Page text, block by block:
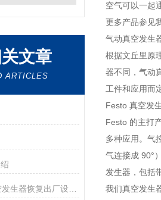
文章
ARTICLES
空气可以一起
更多产品参见
气动真空发生
根据文丘里原
器不同，气动
工件和应用而
Festo 真空发
Festo 的主打
多种应用。气
气连接成 90°
发生器，包括
我们真空发生